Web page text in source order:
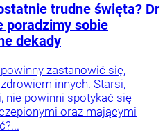
trudne święta? Dr
poradzimy sobie
dekady
zastanowić się,
innych. Starsi,
nie powinni spotykać się
oraz mającymi